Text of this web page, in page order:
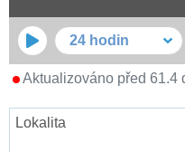
24 hodin
Aktualizováno před 61.4